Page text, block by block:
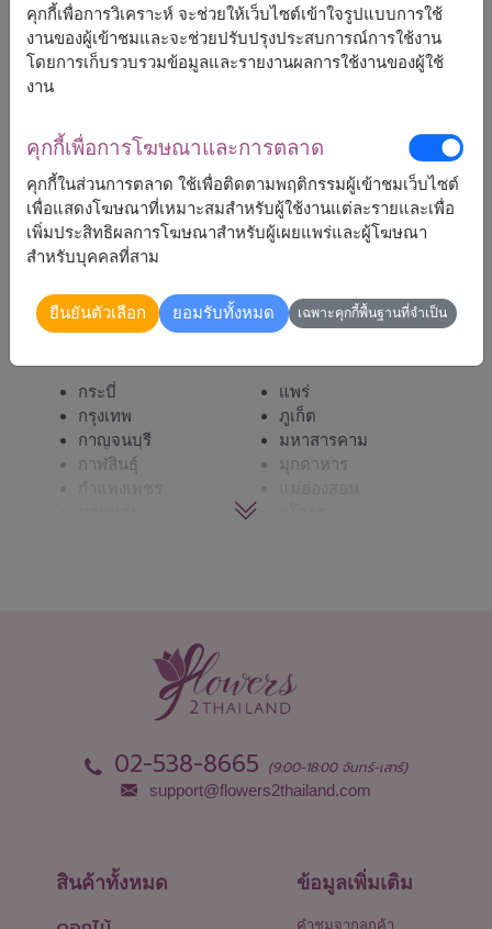
ราคาตามพื้นที่จัดส่ง
เริ่มต้นที่ 2,500
หมายเหตุ:
การจัดและดอกไม้อาจจะแตกต่างจากที่เห็นในรูปบ้าง
เล็กน้อย ขึ้นอยู่กับฤดูกาลและพื้นที่จัดส่ง
ราคาเปลี่ยนแปลงตามพื้นที่จัดส่ง
กระบี่
กรุงเทพ
กาญจนบุรี
กาฬสินธุ์
ตราด
ตาก
นครนายก
นครราชสีมา
นครสวรรค์
แพร่
ภูเก็ต
มหาสารคาม
มุกดาหาร
ลำพูน
เลย
สงขลา
สตูล
สมุทรสาคร
สระแก้ว
สระบุรี
02-538-8665 (9:00-18:00 จันทร์-เสาร์)
support@flowers2thailand.com
สินค้าทั้งหมด ข้อมูลเพิ่มเติม
คำชมจากลูกค้า
คุกกี้เพื่อการวิเคราะห์ จะช่วยให้เว็บไซต์เข้าใจรูปแบบการใช้
งานของผู้เข้าชมและจะช่วยปรับปรุงประสบการณ์การใช้งาน
โดยการเก็บรวบรวมข้อมูลและรายงานผลการใช้งานของผู้ใช้
งาน
คุกกี้เพื่อการโฆษณาและการตลาด
คุกกี้ในส่วนการตลาด ใช้เพื่อติดตามพฤติกรรมผู้เข้าชมเว็บไซต์
เพื่อแสดงโฆษณาที่เหมาะสมสำหรับผู้ใช้งานแต่ละรายและเพื่อ
เพิ่มประสิทธิผลการโฆษณาสำหรับผู้เผยแพร่และผู้โฆษณา
สำหรับบุคคลที่สาม
ยืนยันตัวเลือก ยอมรับทั้งหมด เฉพาะคุกกี้พื้นฐานที่จำเป็น